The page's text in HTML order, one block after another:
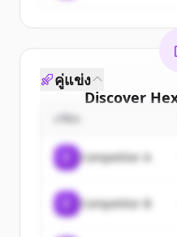
Discover
Sign up for free
New accounts
คู่แข่ง
Competitor A
Competitor B